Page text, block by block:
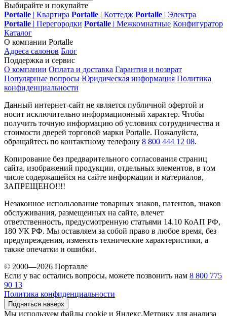
Выбирайте и покупайте
Portalle | Квартира Portalle | Коттедж Portalle | Электра
Portalle | Перегородки Portalle | Межкомнатные Конфигуратор
Каталог
О компании Portalle
Адреса салонов Блог
Поддержка и сервис
О компании Оплата и доставка Гарантия и возврат
Популярные вопросы Юридическая информация Политика
конфиденциальности
Данный интернет-сайт не является публичной офертой и
носит исключительно информационный характер. Чтобы
получить точную информацию об условиях сотрудничества и
стоимости дверей торговой марки Portalle. Пожалуйста,
обращайтесь по контактному телефону 8 800 444 12 08.
Копирование без предварительного согласования страниц
сайта, изображений продукции, отдельных элементов, в том
числе содержащейся на сайте информации и материалов,
ЗАПРЕЩЕНО!!!!
Незаконное использование товарных знаков, патентов, знаков
обслуживания, размещенных на сайте, влечет
ответственность, предусмотренную статьями 14.10 КоАП РФ,
180 УК РФ. Мы оставляем за собой право в любое время, без
предупреждения, изменять технические характеристики, а
также опечатки и ошибки.
© 2000—2026 Порталле
Если у вас остались вопросы, можете позвонить нам 8 800 775
90 13
Политика конфиденциальности
Подняться наверх
Мы используем файлы cookie и Яндекс.Метрику для анализа